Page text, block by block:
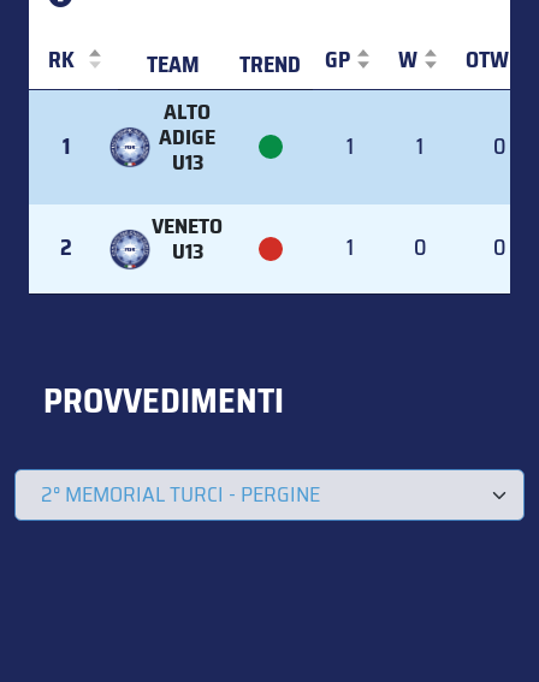
RK TEAM TREND GP W
OTW
TEAM
1
ALTO
ADIGE
U13 1 1 0
2
VENETO
U13 1 0 0
PROVVEDIMENTI